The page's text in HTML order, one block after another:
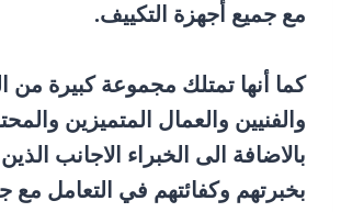
مع جميع أجهزة التكييف.
كما أنها تمتلك مجموعة كبيرة من
والفنيين والعمال المتميزين
بالاضافة الى الخبراء الاجانب
بخبرتهم وكفائتهم في التعامل مع